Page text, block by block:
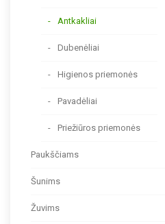
Antkakliai
Dubenėliai
Higienos priemonės
Pavadėliai
Priežiūros priemonės
Paukščiams
Šunims
Žuvims